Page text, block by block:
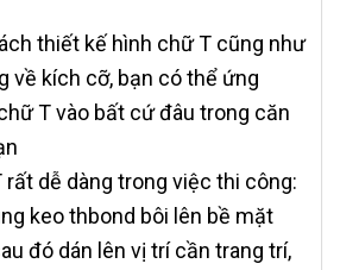
thiết kế hình chữ T cũng như
về kích cỡ, bạn có thể ứng
T vào bất cứ đâu trong căn
rất dễ dàng trong việc thi công:
keo thbond bôi lên bề mặt
đó dán lên vị trí cần trang trí,